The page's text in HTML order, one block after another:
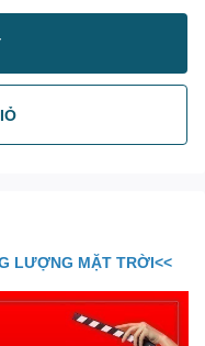
LƯỢNG MẶT TRỜI<<